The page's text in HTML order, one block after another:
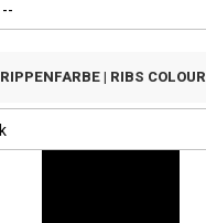
RIPPENFARBE | RIBS COLOUR